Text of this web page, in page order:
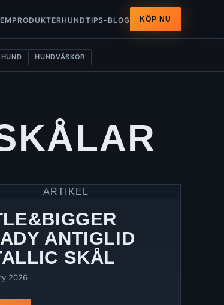
PRODUKTERHUNDTIPS-BLOG KÖP NU
HUNDVÄSKOR
ARTIKEL
ANTIGLID
SKÅL
2026